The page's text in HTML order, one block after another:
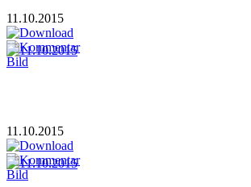
11.10.2015
11.10.2015